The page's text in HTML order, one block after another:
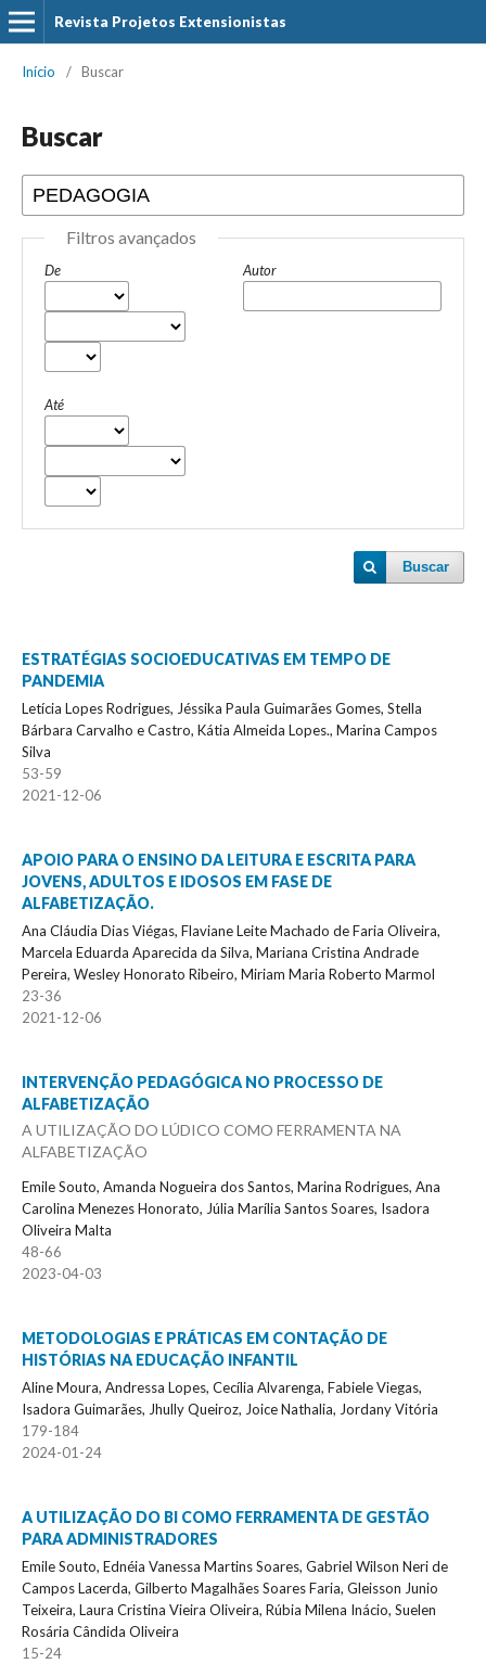
Revista Projetos Extensionistas
Início / Buscar
Buscar
Filtros avançados
De
Até
Autor
Buscar
ESTRATÉGIAS SOCIOEDUCATIVAS EM TEMPO DE
PANDEMIA
Letícia Lopes Rodrigues, Jéssika Paula Guimarães Gomes, Stella
Bárbara Carvalho e Castro, Kátia Almeida Lopes., Marina Campos
Silva
53-59
2021-12-06
APOIO PARA O ENSINO DA LEITURA E ESCRITA PARA
JOVENS, ADULTOS E IDOSOS EM FASE DE
ALFABETIZAÇÃO.
Ana Cláudia Dias Viégas, Flaviane Leite Machado de Faria Oliveira,
Marcela Eduarda Aparecida da Silva, Mariana Cristina Andrade
Pereira, Wesley Honorato Ribeiro, Miriam Maria Roberto Marmol
23-36
2021-12-06
INTERVENÇÃO PEDAGÓGICA NO PROCESSO DE
ALFABETIZAÇÃO
A UTILIZAÇÃO DO LÚDICO COMO FERRAMENTA NA
ALFABETIZAÇÃO
Emile Souto, Amanda Nogueira dos Santos, Marina Rodrigues, Ana
Carolina Menezes Honorato, Júlia Marília Santos Soares, Isadora
Oliveira Malta
48-66
2023-04-03
METODOLOGIAS E PRÁTICAS EM CONTAÇÃO DE
HISTÓRIAS NA EDUCAÇÃO INFANTIL
Aline Moura, Andressa Lopes, Cecília Alvarenga, Fabiele Viegas,
Isadora Guimarães, Jhully Queiroz, Joice Nathalia, Jordany Vitória
179-184
2024-01-24
A UTILIZAÇÃO DO BI COMO FERRAMENTA DE GESTÃO
PARA ADMINISTRADORES
Emile Souto, Ednéia Vanessa Martins Soares, Gabriel Wilson Neri de
Campos Lacerda, Gilberto Magalhães Soares Faria, Gleisson Junio
Teixeira, Laura Cristina Vieira Oliveira, Rúbia Milena Inácio, Suelen
Rosária Cândida Oliveira
15-24